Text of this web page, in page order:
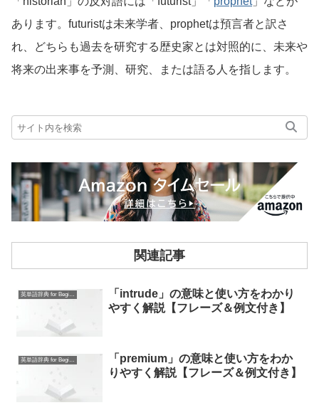
あります。futuristは未来学者、prophetは預言者と訳さ
れ、どちらも過去を研究する歴史家とは対照的に、未来や
将来の出来事を予測、研究、または語る人を指します。
関連記事
英単語辞典 for Beginners
「intrude」の意味と使い方をわかり
やすく解説【フレーズ＆例文付き】
英単語辞典 for Beginners
「premium」の意味と使い方をわか
りやすく解説【フレーズ＆例文付き】